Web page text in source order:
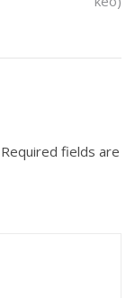
Required fields are